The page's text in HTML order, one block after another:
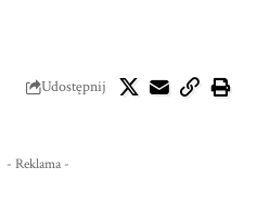
Udostępnij
- Reklama -